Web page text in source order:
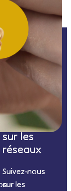
Nous
suivre
sur les
réseaux
Suivez-nous
sur les